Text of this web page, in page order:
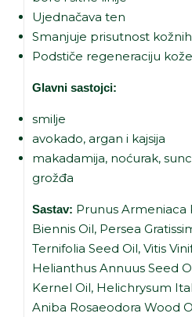
Ujednačava ten
Smanjuje prisutnost
Podstiče regeneraciju kože
Glavni sastojci:
smilje
avokado, argan i kajsija
makadamija, noćurak,
grožđa
Sastav: Prunus Armeniaca
Biennis Oil, Persea
Ternifolia Seed Oil, Vitis
Helianthus Annuus Seed
Kernel Oil, Helichrysum
Aniba Rosaeodora Wood